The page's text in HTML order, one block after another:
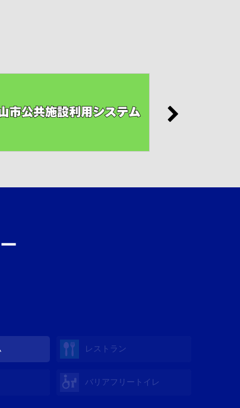
レストラン
バリアフリートイレ